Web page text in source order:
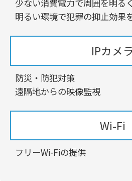
少ない消費電力で周囲を明る
明るい環境で犯罪の抑止効果
IPカメラ
防災・防犯対策
遠隔地からの映像監視
Wi-Fi
フリーWi-Fiの提供